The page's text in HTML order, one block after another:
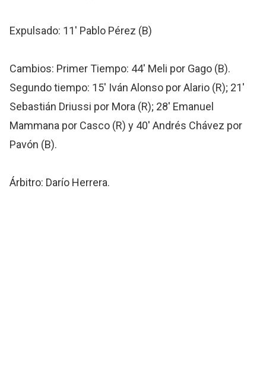
Expulsado: 11' Pablo Pérez (B)
Cambios: Primer Tiempo: 44' Meli por Gago (B).
Segundo tiempo: 15' Iván Alonso por Alario (R); 21'
Sebastián Driussi por Mora (R); 28' Emanuel
Mammana por Casco (R) y 40' Andrés Chávez por
Pavón (B).
Árbitro: Darío Herrera.